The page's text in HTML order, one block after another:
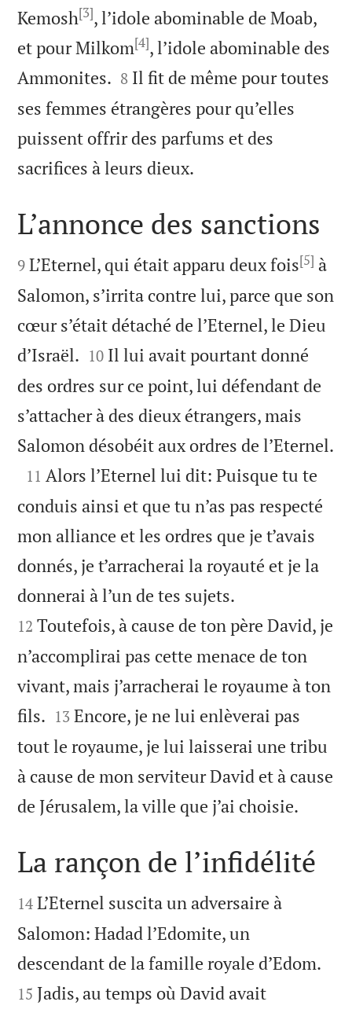
Kemosh[3], l’idole abominable de Moab,
et pour Milkom[4], l’idole abominable des
Ammonites. 

8 Il fit de même pour toutes
ses femmes étrangères pour qu’elles
puissent offrir des parfums et des
sacrifices à leurs dieux.

L’annonce des sanctions

9 L’Eternel, qui était apparu deux fois[5] à
Salomon, s’irrita contre lui, parce que son
cœur s’était détaché de l’Eternel, le Dieu
d’Israël. 

10 Il lui avait pourtant donné
des ordres sur ce point, lui défendant de
s’attacher à des dieux étrangers, mais
Salomon désobéit aux ordres de l’Eternel.

11 Alors l’Eternel lui dit: Puisque tu te
conduis ainsi et que tu n’as pas respecté
mon alliance et les ordres que je t’avais
donnés, je t’arracherai la royauté et je la
donnerai à l’un de tes sujets.
12 Toutefois, à cause de ton père David, je
n’accomplirai pas cette menace de ton
vivant, mais j’arracherai le royaume à ton
fils. 

13 Encore, je ne lui enlèverai pas
tout le royaume, je lui laisserai une tribu
à cause de mon serviteur David et à cause
de Jérusalem, la ville que j’ai choisie.

La rançon de l’infidélité

14 L’Eternel suscita un adversaire à
Salomon: Hadad l’Edomite, un
descendant de la famille royale d’Edom.
15 Jadis, au temps où David avait